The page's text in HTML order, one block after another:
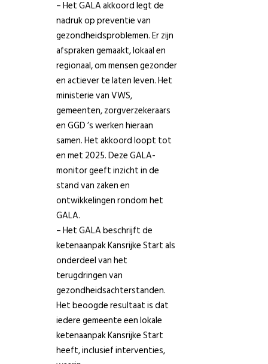
– Het GALA akkoord legt de
nadruk op preventie van
gezondheidsproblemen. Er zijn
afspraken gemaakt, lokaal en
regionaal, om mensen gezonder
en actiever te laten leven. Het
ministerie van VWS,
gemeenten, zorgverzekeraars
en GGD ’s werken hieraan
samen. Het akkoord loopt tot
en met 2025. Deze GALA-
monitor geeft inzicht in de
stand van zaken en
ontwikkelingen rondom het
GALA.
– Het GALA beschrijft de
ketenaanpak Kansrijke Start als
onderdeel van het
terugdringen van
gezondheidsachterstanden.
Het beoogde resultaat is dat
iedere gemeente een lokale
ketenaanpak Kansrijke Start
heeft, inclusief interventies,